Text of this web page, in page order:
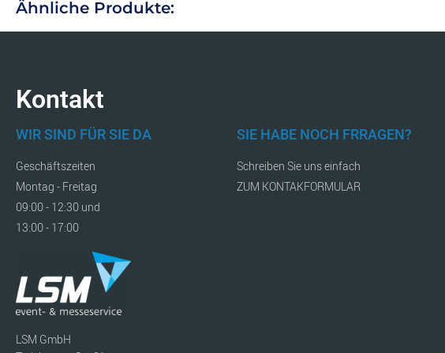
Ähnliche Produkte:
Kontakt
WIR SIND FÜR SIE DA
Geschäftszeiten
Montag - Freitag
09:00 - 12:30 und
13:00 - 17:00
LSM GmbH
SIE HABE NOCH FRRAGEN?
Schreiben Sie uns einfach
ZUM KONTAKFORMULAR